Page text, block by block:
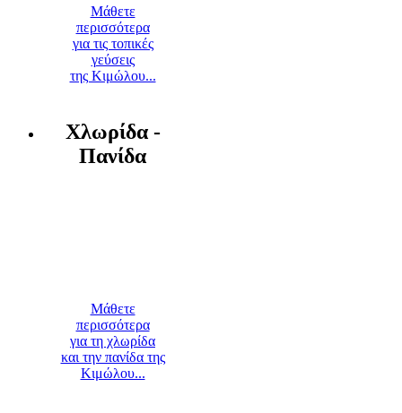
Μάθετε
περισσότερα
για τις τοπικές
γεύσεις
της Κιμώλου...
Χλωρίδα -
Πανίδα
Μάθετε
περισσότερα
για τη χλωρίδα
και την πανίδα της
Κιμώλου...